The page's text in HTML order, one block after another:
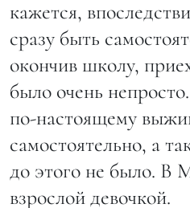
кажется,
сразу быть
окончив школу,
было очень
по-настоящему
самостоятельно, а
до этого не было. В
взрослой девочкой.